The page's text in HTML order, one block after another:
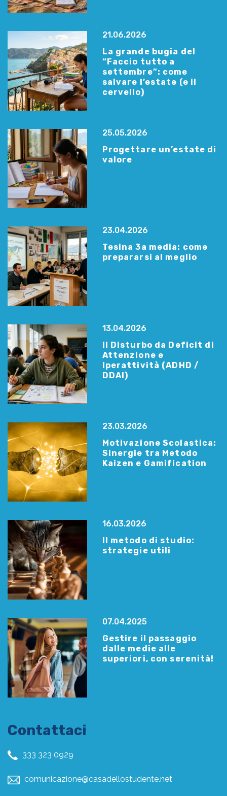
21.06.2026
La grande bugia del
“Faccio tutto a
settembre”: come
salvare l’estate (e il
cervello)
25.05.2026
Progettare un’estate di
valore
23.04.2026
Tesina 3a media: come
prepararsi al meglio
13.04.2026
Il Disturbo da Deficit di
Attenzione e
Iperattività (ADHD /
DDAI)
23.03.2026
Motivazione Scolastica:
Sinergie tra Metodo
Kaizen e Gamification
16.03.2026
Il metodo di studio:
strategie utili
07.04.2025
Gestire il passaggio
dalle medie alle
superiori, con serenità!
Contattaci
333 323 0929
comunicazione@casadellostudente.net